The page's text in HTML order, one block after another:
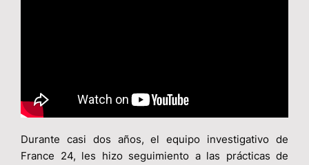
Durante casi dos años, el equipo investigativo de
France 24, les hizo seguimiento a las prácticas de